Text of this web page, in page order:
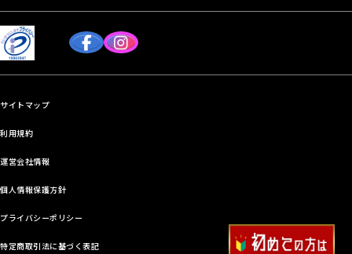
サイトマップ
利用規約
運営会社情報
個人情報保護方針
プライバシーポリシー
特定商取引法に基づく表記